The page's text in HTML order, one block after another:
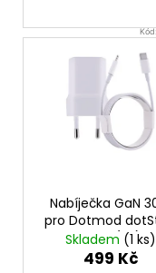
Nabíječka GaN
pro Dotmod
Revo (EU)
Skladem (1 ks)
499 Kč